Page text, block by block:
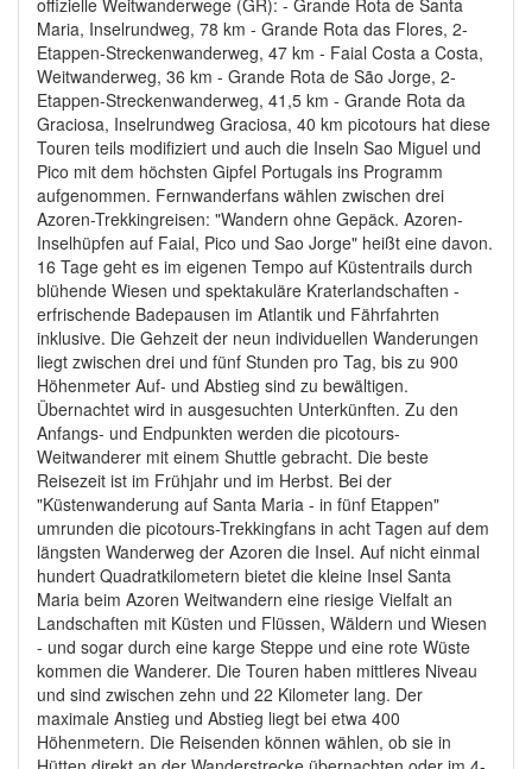
Maria, Inselrundweg, 78 km - Grande Rota das Flores, 2-
Etappen-Streckenwanderweg, 47 km - Faial Costa a Costa,
Weitwanderweg, 36 km - Grande Rota de São Jorge, 2-
Etappen-Streckenwanderweg, 41,5 km - Grande Rota da
Graciosa, Inselrundweg Graciosa, 40 km picotours hat diese
Touren teils modifiziert und auch die Inseln Sao Miguel und
Pico mit dem höchsten Gipfel Portugals ins Programm
aufgenommen. Fernwanderfans wählen zwischen drei
Azoren-Trekkingreisen: "Wandern ohne Gepäck. Azoren-
Inselhüpfen auf Faial, Pico und Sao Jorge" heißt eine davon.
16 Tage geht es im eigenen Tempo auf Küstentrails durch
blühende Wiesen und spektakuläre Kraterlandschaften -
erfrischende Badepausen im Atlantik und Fährfahrten
inklusive. Die Gehzeit der neun individuellen Wanderungen
liegt zwischen drei und fünf Stunden pro Tag, bis zu 900
Höhenmeter Auf- und Abstieg sind zu bewältigen.
Übernachtet wird in ausgesuchten Unterkünften. Zu den
Anfangs- und Endpunkten werden die picotours-
Weitwanderer mit einem Shuttle gebracht. Die beste
Reisezeit ist im Frühjahr und im Herbst. Bei der
"Küstenwanderung auf Santa Maria - in fünf Etappen"
umrunden die picotours-Trekkingfans in acht Tagen auf dem
längsten Wanderweg der Azoren die Insel. Auf nicht einmal
hundert Quadratkilometern bietet die kleine Insel Santa
Maria beim Azoren Weitwandern eine riesige Vielfalt an
Landschaften mit Küsten und Flüssen, Wäldern und Wiesen
- und sogar durch eine karge Steppe und eine rote Wüste
kommen die Wanderer. Die Touren haben mittleres Niveau
und sind zwischen zehn und 22 Kilometer lang. Der
maximale Anstieg und Abstieg liegt bei etwa 400
Höhenmetern. Die Reisenden können wählen, ob sie in